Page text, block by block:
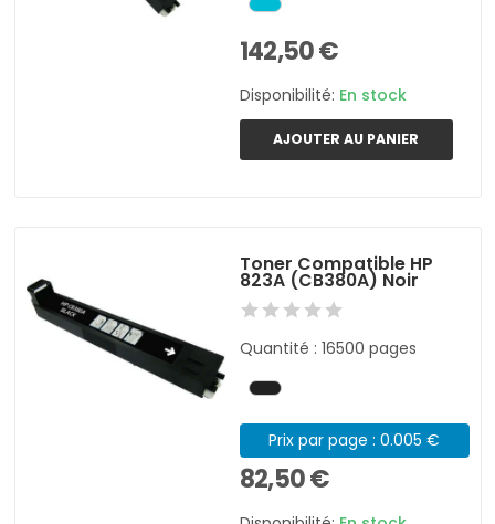
142,50 €
Disponibilité: En stock
AJOUTER AU PANIER
Toner Compatible HP
823A (CB380A) Noir
Quantité : 16500 pages
Prix par page : 0.005 €
82,50 €